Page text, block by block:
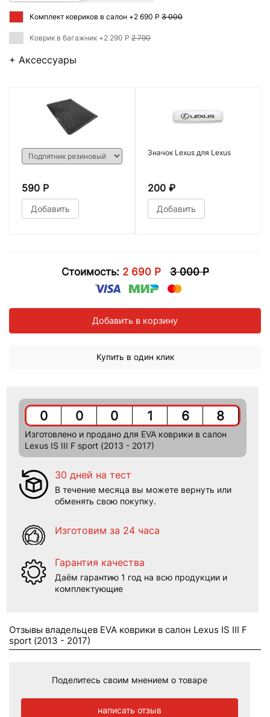
Комплект ковриков в салон +2 690 Р 3 000
Коврик в багажник +2 290 Р 2 790
+ Аксессуары
590 Р
Добавить
Значок Lexus для Lexus
200 ₽
Добавить
Стоимость: 2 690 Р 3 000 Р
Добавить в корзину
Купить в один клик
0 0 0 1 6 8
Изготовлено и продано для EVA коврики в салон
Lexus IS III F sport (2013 - 2017)
30 дней на тест
В течение месяца вы можете вернуть или
обменять свою покупку.
Изготовим за 24 часа
Гарантия качества
Даём гарантию 1 год на всю продукции и
комплектующие
Отзывы владельцев EVA коврики в салон Lexus IS III F
sport (2013 - 2017)
Поделитесь своим мнением о товаре
написать отзыв